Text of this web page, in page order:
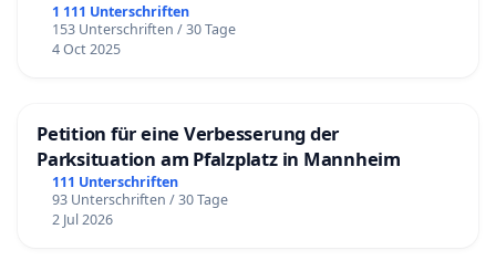
1 111 Unterschriften
153 Unterschriften / 30 Tage
4 Oct 2025
Petition für eine Verbesserung der
Parksituation am Pfalzplatz in Mannheim
111 Unterschriften
93 Unterschriften / 30 Tage
2 Jul 2026